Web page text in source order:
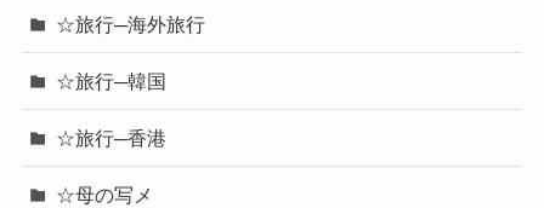
☆旅行─海外旅行
☆旅行─韓国
☆旅行─香港
☆母の写メ